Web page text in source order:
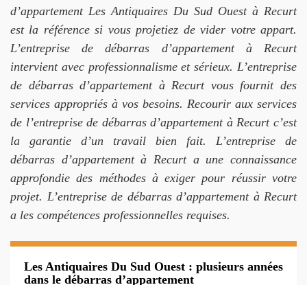
d’appartement Les Antiquaires Du Sud Ouest à Recurt
est la référence si vous projetiez de vider votre appart.
L’entreprise de débarras d’appartement à Recurt
intervient avec professionnalisme et sérieux. L’entreprise
de débarras d’appartement à Recurt vous fournit des
services appropriés à vos besoins. Recourir aux services
de l’entreprise de débarras d’appartement à Recurt c’est
la garantie d’un travail bien fait. L’entreprise de
débarras d’appartement à Recurt a une connaissance
approfondie des méthodes à exiger pour réussir votre
projet. L’entreprise de débarras d’appartement à Recurt
a les compétences professionnelles requises.
Les Antiquaires Du Sud Ouest : plusieurs années
dans le débarras d’appartement